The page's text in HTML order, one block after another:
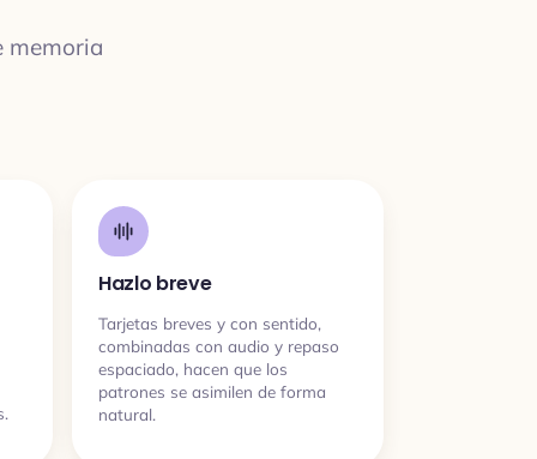
memoria
Hazlo breve
Tarjetas breves y con sentido,
combinadas con audio y repaso
espaciado, hacen que los
patrones se asimilen de forma
natural.